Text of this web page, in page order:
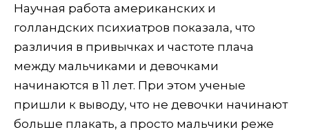
Научная работа американских и
голландских психиатров показала, что
различия в привычках и частоте плача
между мальчиками и девочками
начинаются в 11 лет. При этом ученые
пришли к выводу, что не девочки начинают
больше плакать, а просто мальчики реже